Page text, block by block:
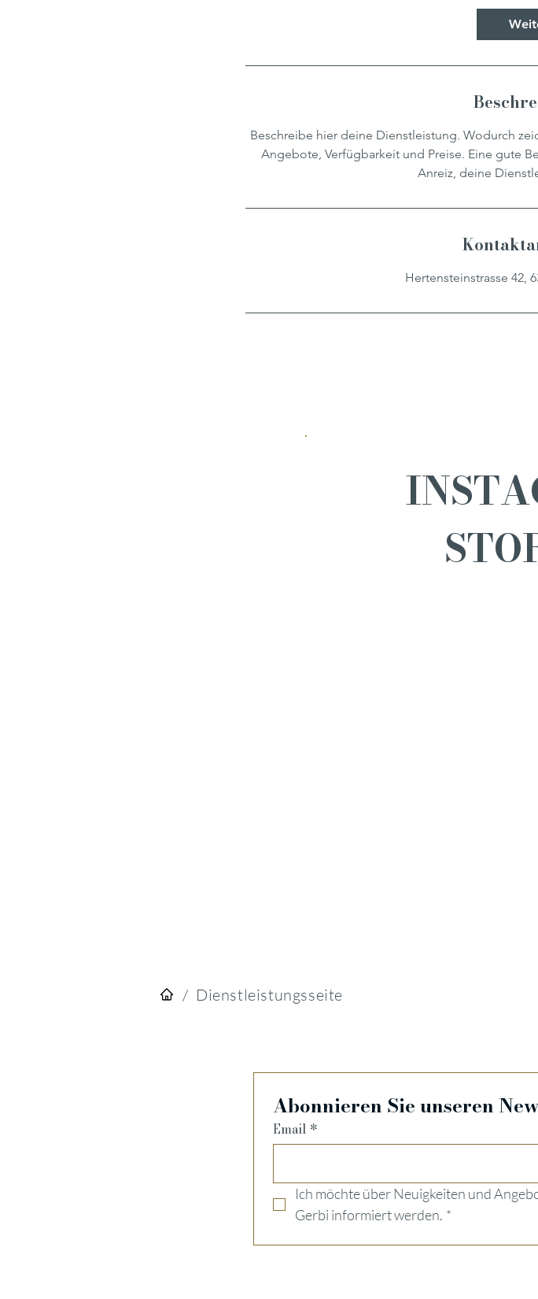
Beschreibe hier deine Dienstleistung. Wodurch
Angebote, Verfügbarkeit und Preise. Eine gute
Anreiz, deine
Hertensteinstrasse 42,
/ Dienstleistungsseite
Abonnieren Sie unseren
Email *
Ich möchte über Neuigkeiten und
Gerbi informiert werden. *